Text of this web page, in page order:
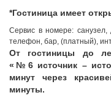
*Гостиница имеет
Сервис в номере:
телефон, бар, (платный),
От гостиницы до
«№6 источник –
минут через
минуты.